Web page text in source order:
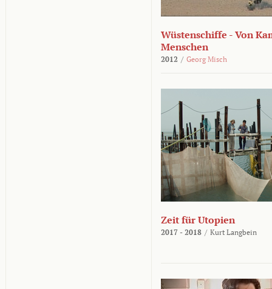
Wüstenschiffe - Von
Menschen
2012 / Georg Misch
Zeit für Utopien
2017 - 2018 / Kurt Langbein